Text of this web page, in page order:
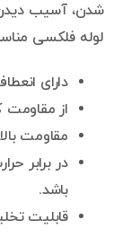
شدن، آسیب
لوله فلکسی
دارای
از
مقاومت
در برابر
باشد.
قابلیت